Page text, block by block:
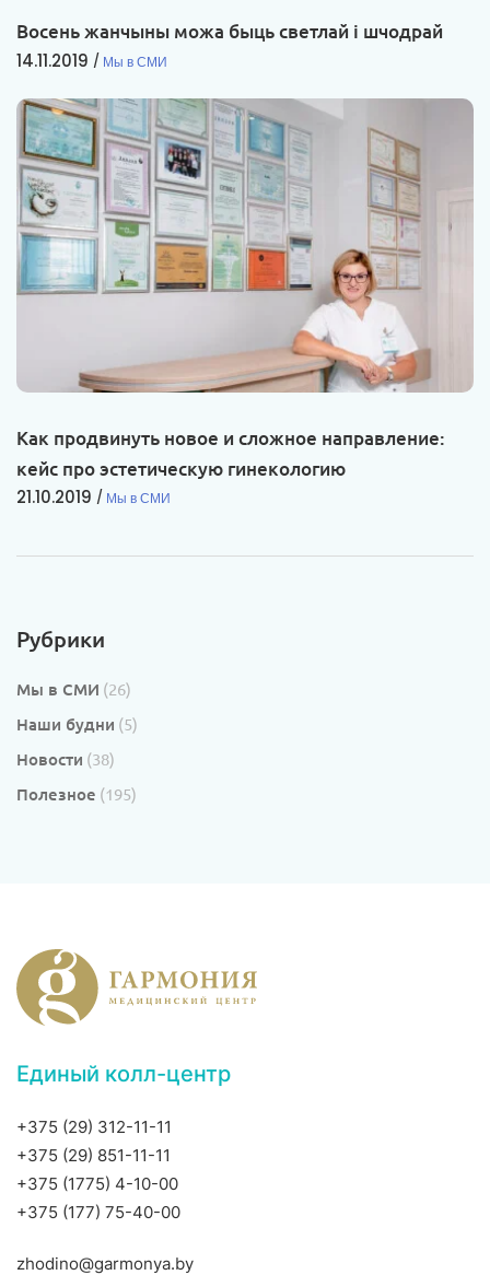
Восень жанчыны можа быць светлай і шчодрай
14.11.2019 Мы в СМИ
Как продвинуть новое и сложное направление:
кейс про эстетическую гинекологию
21.10.2019 Мы в СМИ
Рубрики
Мы в СМИ (26)
Наши будни (5)
Новости (38)
Полезное (195)
Единый колл-центр
+375 (29) 312-11-11
+375 (29) 851-11-11
+375 (1775) 4-10-00
+375 (177) 75-40-00
zhodino@garmonya.by